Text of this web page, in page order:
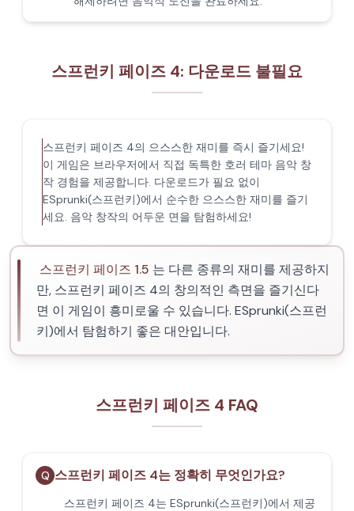
스프런키 페이즈 4: 다운로드 불필요
스프런키 페이즈 4의 으스스한 재미를 즉시 즐기세요!
이 게임은 브라우저에서 직접 독특한 호러 테마 음악 창
작 경험을 제공합니다. 다운로드가 필요 없이
ESprunki(스프런키)에서 순수한 으스스한 재미를 즐기
세요. 음악 창작의 어두운 면을 탐험하세요!
스프런키 페이즈 1.5 는 다른 종류의 재미를 제공하지
만, 스프런키 페이즈 4의 창의적인 측면을 즐기신다
면 이 게임이 흥미로울 수 있습니다. ESprunki(스프런
키)에서 탐험하기 좋은 대안입니다.
스프런키 페이즈 4 FAQ
Q 스프런키 페이즈 4는 정확히 무엇인가요?
스프런키 페이즈 4는 ESprunki(스프런키)에서 제공